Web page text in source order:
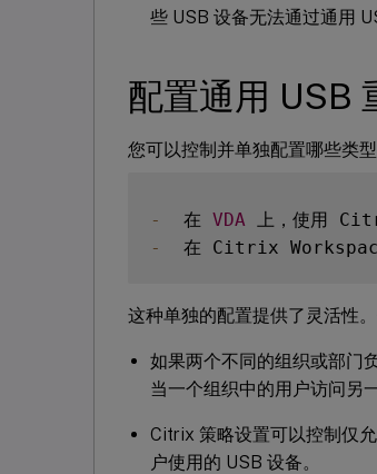
些 USB 设备无法通过通用
配置通用 USB
您可以控制并单独配置哪些类
-
  在
VDA 上，使用
-
在 Citrix Workspace
这种单独的配置提供了灵活性。
如果两个不同的组织或部门
当一个组织中的用户访问另
Citrix 策略设置可以控制仅
户使用的 USB 设备。